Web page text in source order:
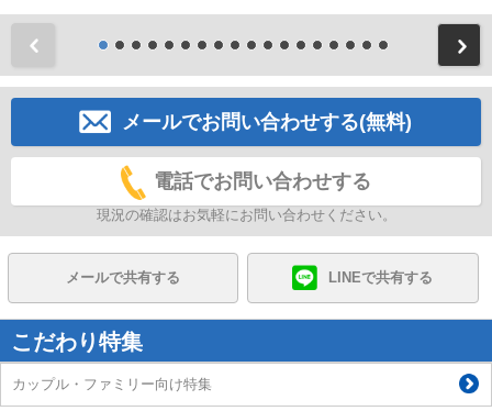
メールでお問い合わせする(無料)
電話でお問い合わせする
現況の確認はお気軽にお問い合わせください。
メールで共有する LINEで共有する
こだわり特集
カップル・ファミリー向け特集